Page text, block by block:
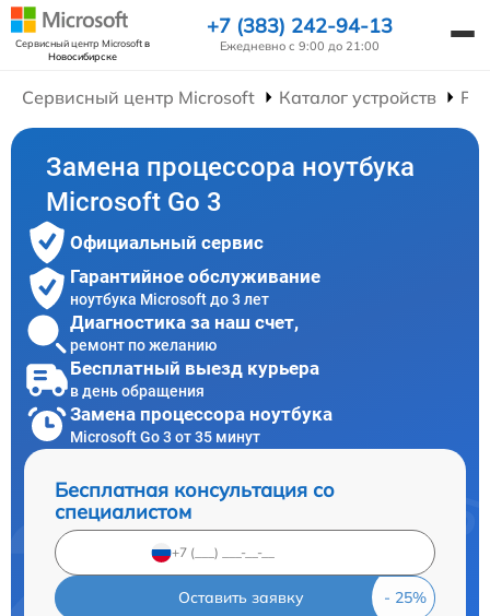
Сервисный центр Microsoftв
Новосибирске
+7 (383) 242-94-13
Ежедневно с 9:00 до 21:00
Сервисный центр Microsoft Каталог устройств
Замена процессора ноутбука
Microsoft Go 3
Официальный сервис
Гарантийное обслуживание
ноутбука Microsoft до 3 лет
Диагностика за наш счет,
ремонт по желанию
Бесплатный выезд курьера
в день обращения
Замена процессора ноутбука
Microsoft Go 3 от 35 минут
Бесплатная консультация со
специалистом
Оставить заявку